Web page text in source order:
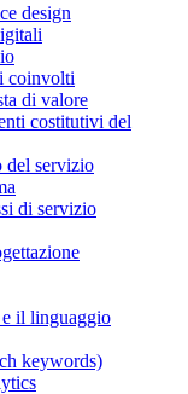
design
coinvolti
di valore
costitutivi del
del servizio
di servizio
il linguaggio
keywords)